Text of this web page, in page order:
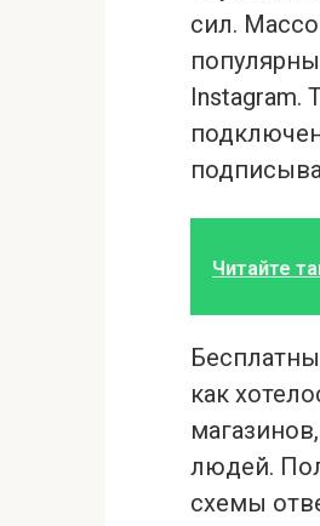
сил.
Instagram.
Читайте
как
людей.
схемы